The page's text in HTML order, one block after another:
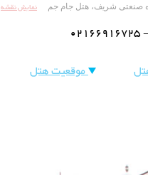
صنعتی شریف، هتل جام جم نمایش نقشه
02166916725
موقعیت هتل